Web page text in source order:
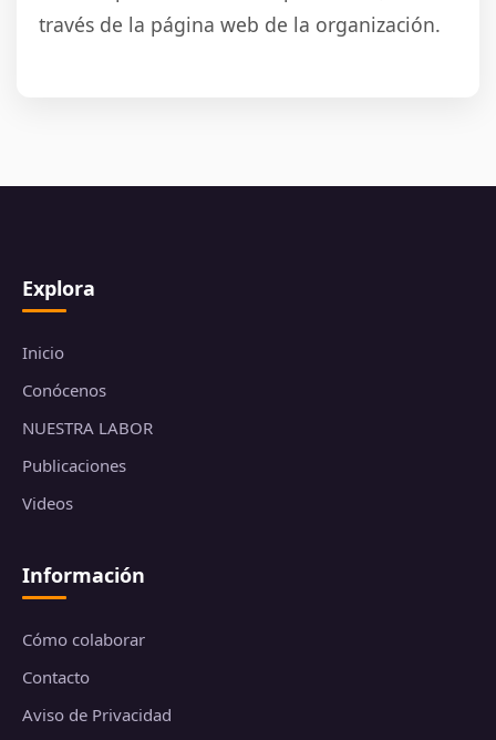
través de la página web de la organización.
Explora
Inicio
Conócenos
NUESTRA LABOR
Publicaciones
Videos
Información
Cómo colaborar
Contacto
Aviso de Privacidad